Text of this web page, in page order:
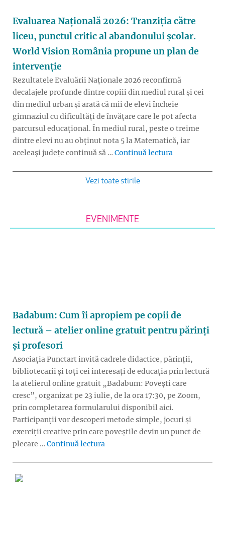
Evaluarea Națională 2026: Tranziția către
liceu, punctul critic al abandonului școlar.
World Vision România propune un plan de
intervenție
Rezultatele Evaluării Naționale 2026 reconfirmă
decalajele profunde dintre copiii din mediul rural și cei
din mediul urban și arată că mii de elevi încheie
gimnaziul cu dificultăți de învățare care le pot afecta
parcursul educațional. În mediul rural, peste o treime
dintre elevi nu au obținut nota 5 la Matematică, iar
aceleași județe continuă să … Continuă lectura
Vezi toate stirile
EVENIMENTE
Badabum: Cum îi apropiem pe copii de
lectură – atelier online gratuit pentru părinți
și profesori
Asociația Punctart invită cadrele didactice, părinții,
bibliotecarii și toți cei interesați de educația prin lectură
la atelierul online gratuit „Badabum: Povești care
cresc”, organizat pe 23 iulie, de la ora 17:30, pe Zoom,
prin completarea formularului disponibil aici.
Participanții vor descoperi metode simple, jocuri și
exerciții creative prin care poveștile devin un punct de
plecare … Continuă lectura